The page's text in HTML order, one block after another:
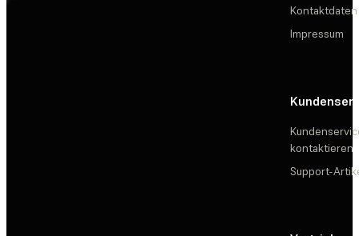
Kontaktdaten
Impressum
kontaktieren
Support-